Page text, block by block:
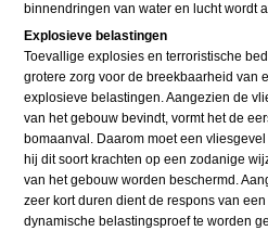
binnendringen van water en lucht wordt
Explosieve belastingen
Toevallige explosies en terroristische
grotere zorg voor de breekbaarheid van
explosieve belastingen. Aangezien de
van het gebouw bevindt, vormt het de
bomaanval. Daarom moet een
hij dit soort krachten op een zodanige
van het gebouw worden beschermd.
zeer kort duren dient de respons van
dynamische belastingsproef te worden